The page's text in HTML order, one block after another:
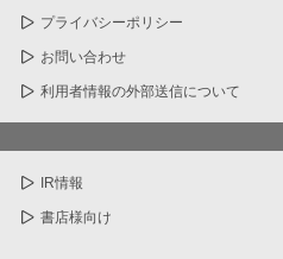
プライバシーポリシー
お問い合わせ
利用者情報の外部送信について
IR情報
書店様向け